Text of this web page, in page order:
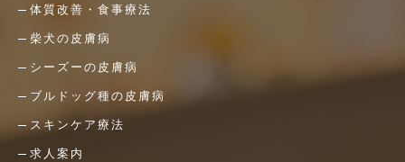
体質改善・食事療法
柴犬の皮膚病
シーズーの皮膚病
ブルドッグ種の皮膚病
スキンケア療法
求人案内